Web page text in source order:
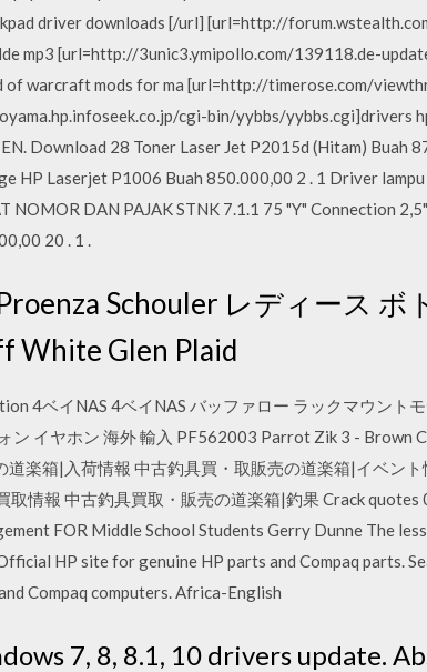
driver downloads [/url] [url=http://
mp3 [url=http://3unic3.ymipollo.com/139118.de-
warcraft mods for ma [url=http://timerose.com/
cgi-bin/yybbs/yybbs.cgi]drivers
Download 28 Toner Laser Jet P2015d (Hitam) Buah
HP Laserjet P1006 Buah 850.000,00 2 . 1 Driver
NOMOR DAN PAJAK STNK 7.1.1 75 "Y" Connection
20 . 1 .
Schouler レディース ボ
White Glen Plaid
4ベイNAS 4ベイNAS バッファロー ラックマウント
ン イヤホン 海外 輸入 PF562003 Parrot Zik 3 - Brown
楽箱|入荷情報 中古釣具買・取販売の道楽箱|イベン
情報 中古釣具買取・販売の道楽箱|釣果 Crack quotes
FOR Middle School Students Gerry Dunne The
HP site for genuine HP parts and Compaq parts.
Compaq computers. Africa-English
7, 8, 8.1, 10 drivers update.